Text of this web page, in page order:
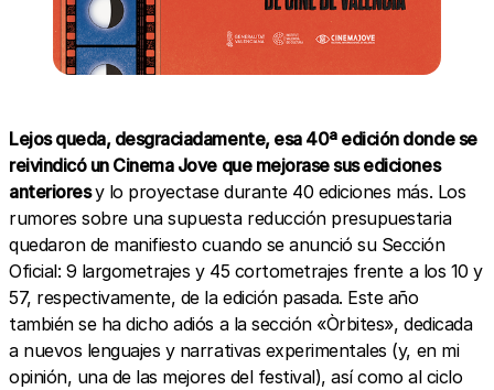
Lejos queda, desgraciadamente, esa 40ª edición donde se
reivindicó un Cinema Jove que mejorase sus ediciones
anterioresy lo proyectase durante 40 ediciones más. Los
rumores sobre una supuesta reducción presupuestaria
quedaron de manifiesto cuando se anunció su Sección
Oficial: 9 largometrajes y 45 cortometrajes frente a los 10 y
57, respectivamente, de la edición pasada. Este año
también se ha dicho adiós a la sección «Òrbites», dedicada
a nuevos lenguajes y narrativas experimentales (y, en mi
opinión, una de las mejores del festival), así como al ciclo